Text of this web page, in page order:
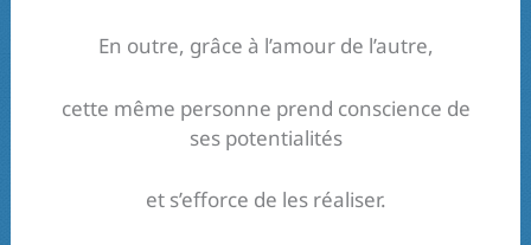
En outre, grâce à l’amour de l’autre,
cette même personne prend conscience de
ses potentialités
et s’efforce de les réaliser.